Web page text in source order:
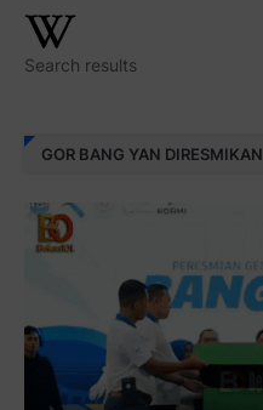
Search results
GOR BANG YAN DIRESMIKAN